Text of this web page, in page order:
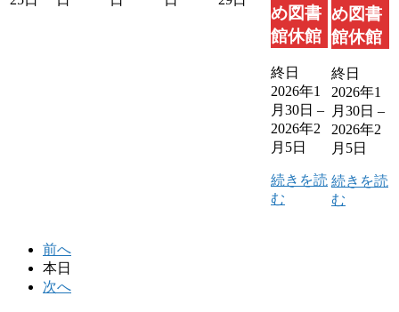
め図書
館休館
終日
2026年1
月30日 –
2026年2
月5日
続きを読
む
め図書
館休館
終日
2026年1
月30日 –
2026年2
月5日
続きを読
む
前へ
本日
次へ